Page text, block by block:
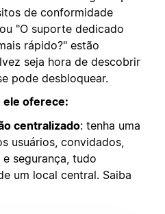
de conformidade
"O suporte dedicado
rápido?" estão
seja hora de descobrir
pode desbloquear.
ele oferece:
centralizado: tenha uma
usuários, convidados,
segurança, tudo
um local central. Saiba